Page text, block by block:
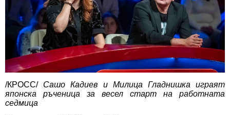
/КРОСС/ Сашо Кадиев и Милица Гладнишка играят
японска ръченица за весел старт на работната
седмица